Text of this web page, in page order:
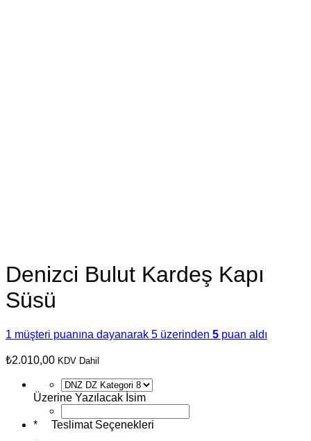
Denizci Bulut Kardeş Kapı
Süsü
1 müşteri puanına dayanarak 5 üzerinden 5 puan aldı
₺2.010,00 KDV Dahil
Üzerine Yazılacak İsim
*
Teslimat Seçenekleri